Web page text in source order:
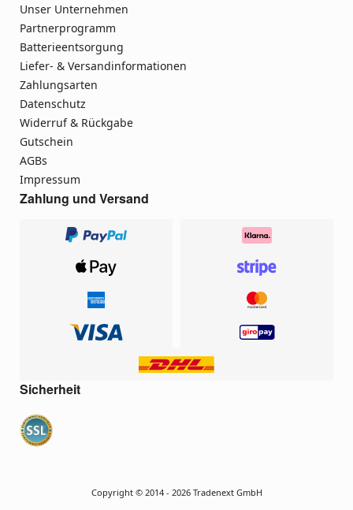
Unser Unternehmen
Partnerprogramm
Batterieentsorgung
Liefer- & Versandinformationen
Zahlungsarten
Datenschutz
Widerruf & Rückgabe
Gutschein
AGBs
Impressum
Zahlung und Versand
Sicherheit
Copyright © 2014 - 2026 Tradenext GmbH